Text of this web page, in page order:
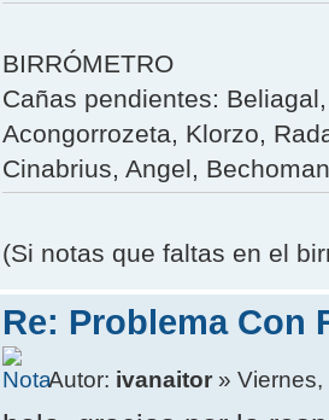
BIRRÓMETRO
Cañas pendientes:
Acongorrozeta, Klorzo,
Cinabrius, Angel,
(Si notas que faltas en el
Re: Problema Con
Autor: ivanaitor »